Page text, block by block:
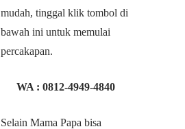
mudah, tinggal klik tombol di
bawah ini untuk memulai
percakapan.
WA : 0812-4949-4840
Selain Mama Papa bisa